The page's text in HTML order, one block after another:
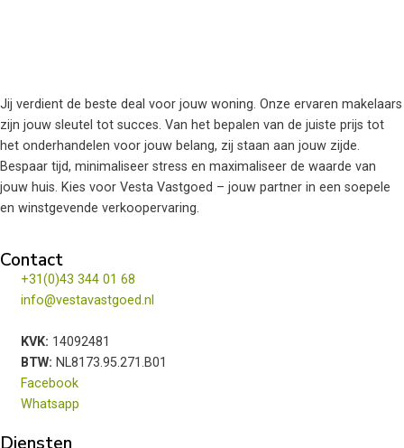
Jij verdient de beste deal voor jouw woning. Onze ervaren makelaars
zijn jouw sleutel tot succes. Van het bepalen van de juiste prijs tot
het onderhandelen voor jouw belang, zij staan aan jouw zijde.
Bespaar tijd, minimaliseer stress en maximaliseer de waarde van
jouw huis. Kies voor Vesta Vastgoed – jouw partner in een soepele
en winstgevende verkoopervaring.
Contact
+31(0)43 344 01 68
info@vestavastgoed.nl
KVK: 14092481
BTW: NL8173.95.271.B01
Facebook
Whatsapp